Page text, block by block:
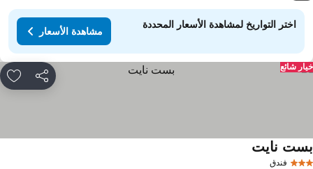
اختر التواريخ لمشاهدة الأسعار المحددة
مشاهدة الأسعار
مشاركة
شائع
فندق
نايت